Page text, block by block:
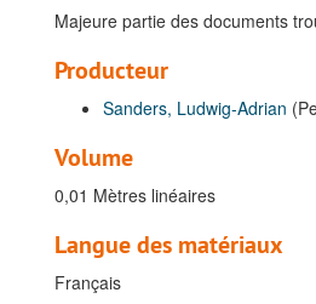
Majeure partie des documents
Producteur
Sanders, Ludwig-Adrian
Volume
0,01 Mètres linéaires
Langue des matériaux
Français